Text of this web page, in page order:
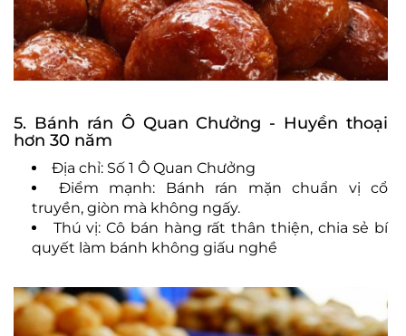
5. Bánh rán Ô Quan Chưởng - Huyền thoại
hơn 30 năm
Địa chỉ: Số 1 Ô Quan Chưởng
Điểm mạnh: Bánh rán mặn chuẩn vị cổ
truyền, giòn mà không ngấy.
Thú vị: Cô bán hàng rất thân thiện, chia sẻ bí
quyết làm bánh không giấu nghề